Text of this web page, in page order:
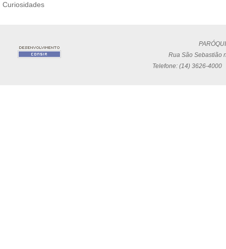
Curiosidades
Rua São Sebastião
Telefone: (14) 3626-